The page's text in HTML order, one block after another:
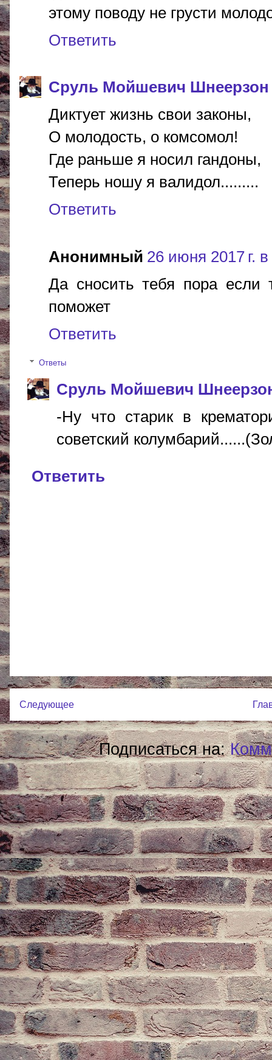
этому поводу не грусти
Ответить
Сруль Мойшевич Шнеерзон
Диктует жизнь свои законы,
О молодость, о комсомол!
Где раньше я носил гандоны,
Теперь ношу я валидол.........
Ответить
Анонимный 26 июня 2017 г.
Да сносить тебя пора если
поможет
Ответить
Ответы
Сруль Мойшевич
-Ну что старик в
советский
Ответить
Следующее
Подписаться на: